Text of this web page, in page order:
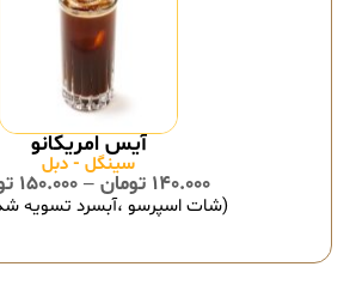
‎آیس امریکانو
سینگل - دبل
140.000 تومان –
150.000
(شات اسپرسو ،آبسرد تسویه